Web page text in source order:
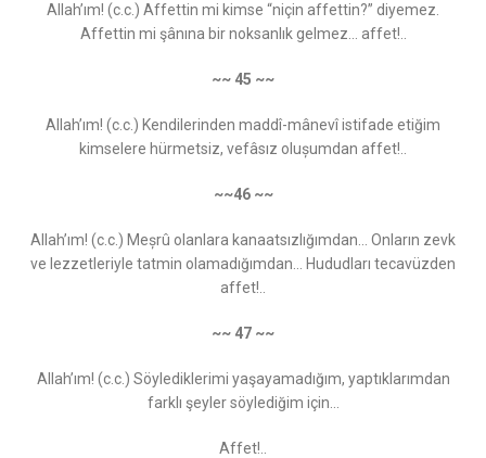
Allah’ım! (c.c.) Affettin mi kimse “niçin affettin?” diyemez.
Affettin mi şânına bir noksanlık gelmez... affet!..
~~ 45 ~~
Allah’ım! (c.c.) Kendilerinden maddî-mânevî istifade etiğim
kimselere hürmetsiz, vefâsız olușumdan affet!..
~~46 ~~
Allah’ım! (c.c.) Meșrû olanlara kanaatsızlığımdan... Onların zevk
ve lezzetleriyle tatmin olamadığımdan… Hududları tecavüzden
affet!..
~~ 47 ~~
Allah’ım! (c.c.) Söylediklerimi yaşayamadığım, yaptıklarımdan
farklı şeyler söylediğim için...
Affet!..